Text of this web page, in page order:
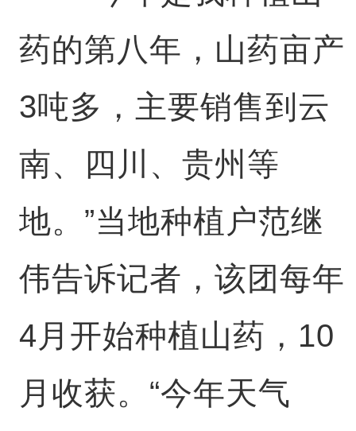
药的第八年，山药亩产
3吨多，主要销售到云
南、四川、贵州等
地。”当地种植户范继
伟告诉记者，该团每年
4月开始种植山药，10
月收获。“今年天气